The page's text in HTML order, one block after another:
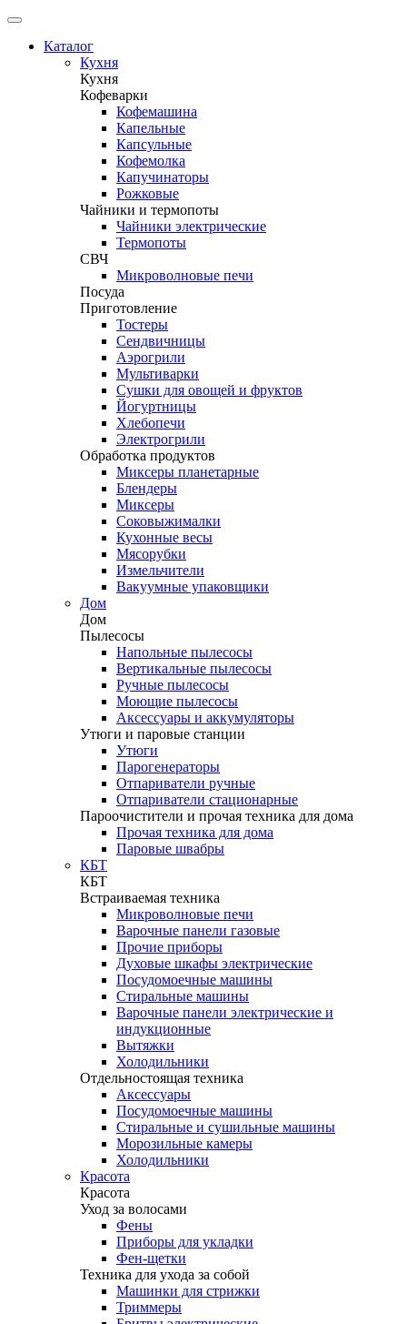
Каталог
Кухня
Кухня
Кофеварки
Кофемашина
Капельные
Капсульные
Кофемолка
Капучинаторы
Рожковые
Чайники и термопоты
Чайники электрические
Термопоты
СВЧ
Микроволновые печи
Посуда
Приготовление
Тостеры
Сендвичницы
Аэрогрили
Мультиварки
Сушки для овощей и фруктов
Йогуртницы
Хлебопечи
Электрогрили
Обработка продуктов
Миксеры планетарные
Блендеры
Миксеры
Соковыжималки
Кухонные весы
Мясорубки
Измельчители
Вакуумные упаковщики
Дом
Дом
Пылесосы
Напольные пылесосы
Вертикальные пылесосы
Ручные пылесосы
Моющие пылесосы
Аксессуары и аккумуляторы
Утюги и паровые станции
Утюги
Парогенераторы
Отпариватели ручные
Отпариватели стационарные
Пароочистители и прочая техника для дома
Прочая техника для дома
Паровые швабры
КБТ
КБТ
Встраиваемая техника
Микроволновые печи
Варочные панели газовые
Прочие приборы
Духовые шкафы электрические
Посудомоечные машины
Стиральные машины
Варочные панели электрические и
индукционные
Вытяжки
Холодильники
Отдельностоящая техника
Аксессуары
Посудомоечные машины
Стиральные и сушильные машины
Морозильные камеры
Холодильники
Красота
Красота
Уход за волосами
Фены
Приборы для укладки
Фен-щетки
Техника для ухода за собой
Машинки для стрижки
Триммеры